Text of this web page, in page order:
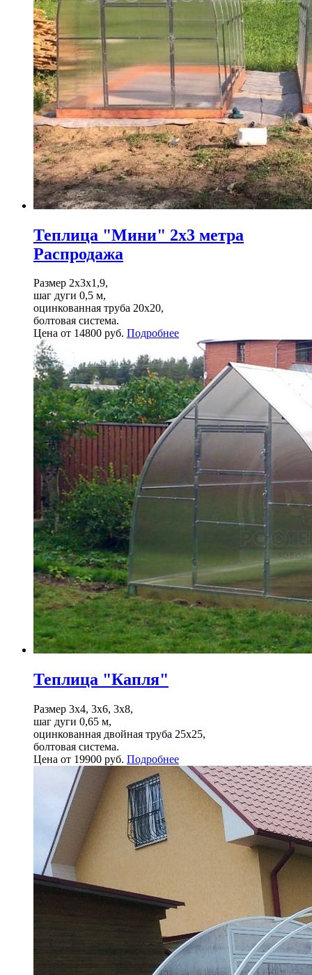
Теплица "Мини" 2х3 метра
Распродажа
Размер 2х3х1,9,
шаг дуги 0,5 м,
оцинкованная труба 20х20,
болтовая система.
Цена от 14800 руб. Подробнее
Теплица "Капля"
Размер 3х4, 3х6, 3х8,
шаг дуги 0,65 м,
оцинкованная двойная труба 25х25,
болтовая система.
Цена от 19900 руб. Подробнее